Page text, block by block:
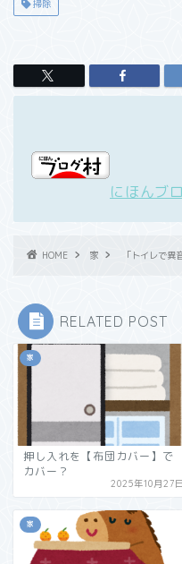
掃除
にほんブ
HOME 家 「トイレで
RELATED POST
家
押し入れを【布団カバー】で
カバー？
2025年10月27日
家